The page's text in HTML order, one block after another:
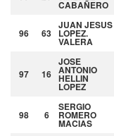
CABAÑERO
96 63
JUAN JESUS
LOPEZ.
VALERA
97 16
JOSE
ANTONIO
HELLIN
LOPEZ
98 6
SERGIO
ROMERO
MACIAS